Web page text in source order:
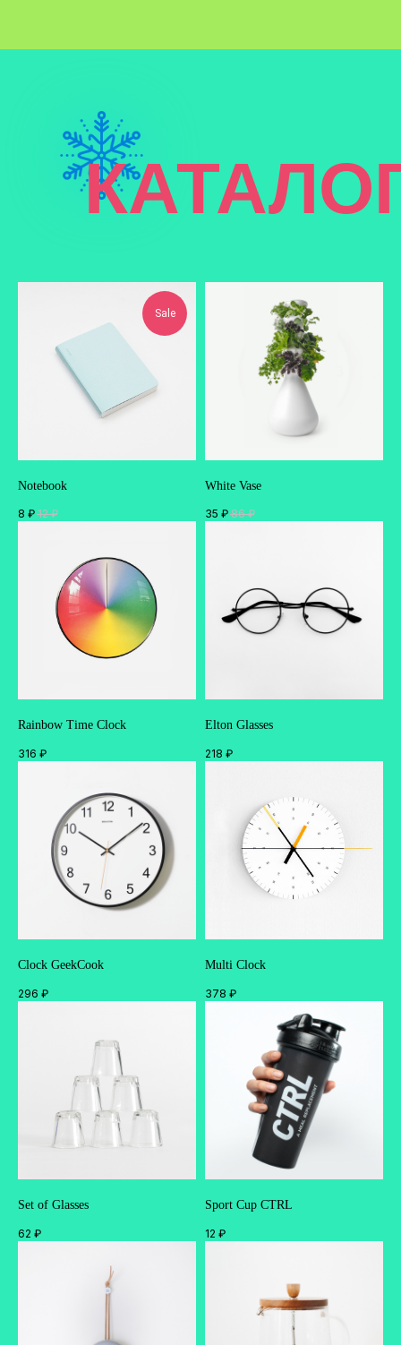
Sale
Notebook
8 ₽ 12 ₽
White Vase
35 ₽ 86 ₽
Rainbow Time Clock
316 ₽
Elton Glasses
218 ₽
Clock GeekCook
296 ₽
Multi Clock
378 ₽
Set of Glasses
62 ₽
Sport Cup CTRL
12 ₽